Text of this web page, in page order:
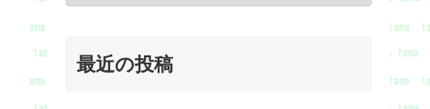
最近の投稿